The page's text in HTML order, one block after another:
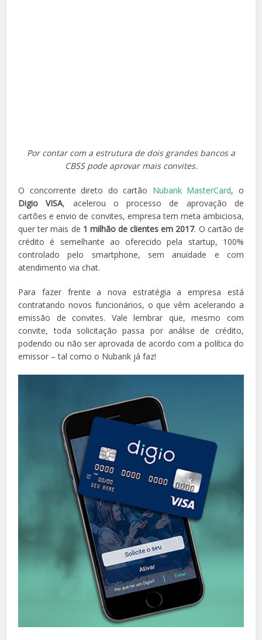
Por contar com a estrutura de dois grandes bancos a
CBSS pode aprovar mais convites.
O concorrente direto do cartão Nubank MasterCard, o
Digio VISA, acelerou o processo de aprovação de
cartões e envio de convites, empresa tem meta ambiciosa,
quer ter mais de 1 milhão de clientes em 2017. O cartão de
crédito é semelhante ao oferecido pela startup, 100%
controlado pelo smartphone, sem anuidade e com
atendimento via chat.
Para fazer frente a nova estratégia a empresa está
contratando novos funcionários, o que vêm acelerando a
emissão de convites. Vale lembrar que, mesmo com
convite, toda solicitação passa por análise de crédito,
podendo ou não ser aprovada de acordo com a política do
emissor – tal como o Nubank já faz!